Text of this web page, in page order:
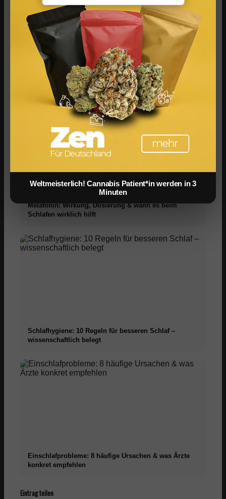
Schlafstörungen: Insomnie, Schlafapnoe & wie Ärzte
heute behandeln
Melatonin: Wirkung, Dosierung & wann es beim
Schlafen wirklich hilft
Schlafhygiene: 10 Regeln für besseren Schlaf –
wissenschaftlich belegt
Einschlafprobleme: 8 häufige Ursachen & was Ärzte
konkret empfehlen
Eintrag teilen
Weltmeisterlich! Cannabis Patient*in werden in 3
Minuten